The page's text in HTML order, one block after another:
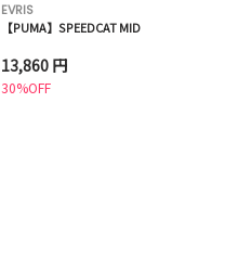
EVRIS
【PUMA】SPEEDCAT MID
13,860 円
30%OFF